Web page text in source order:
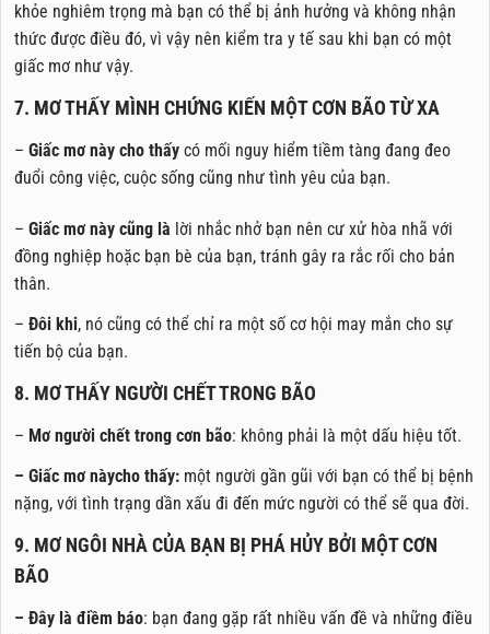
khỏe nghiêm trọng mà bạn có thể bị ảnh hưởng và không nhận
thức được điều đó, vì vậy nên kiểm tra y tế sau khi bạn có một
giấc mơ như vậy.
7. MƠ THẤY MÌNH CHỨNG KIẾN MỘT CƠN BÃO TỪ XA
– Giấc mơ này cho thấy có mối nguy hiểm tiềm tàng đang đeo
đuổi công việc, cuộc sống cũng như tình yêu của bạn.
– Giấc mơ này cũng là lời nhắc nhở bạn nên cư xử hòa nhã với
đồng nghiệp hoặc bạn bè của bạn, tránh gây ra rắc rối cho bản
thân.
– Đôi khi, nó cũng có thể chỉ ra một số cơ hội may mắn cho sự
tiến bộ của bạn.
8. MƠ THẤY NGƯỜI CHẾT TRONG BÃO
– Mơ người chết trong cơn bão: không phải là một dấu hiệu tốt.
– Giấc mơ nàycho thấy: một người gần gũi với bạn có thể bị bệnh
nặng, với tình trạng dần xấu đi đến mức người có thể sẽ qua đời.
9. MƠ NGÔI NHÀ CỦA BẠN BỊ PHÁ HỦY BỞI MỘT CƠN
BÃO
– Đây là điềm báo: bạn đang gặp rất nhiều vấn đề và những điều